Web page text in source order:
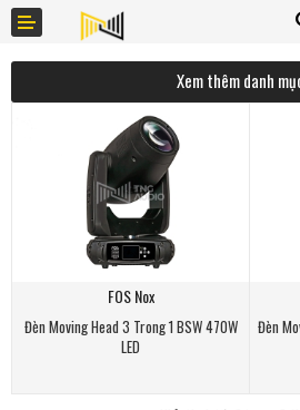
Thương hiệu
Xem thêm danh
FOS Nox
Đèn Moving Head 3 Trong 1 BSW 470W
LED
Đèn